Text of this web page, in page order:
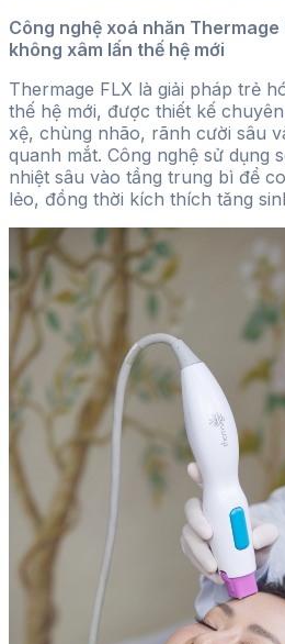
Công nghệ xoá nhăn Thermage
không xâm lấn thế hệ mới
Thermage FLX là giải pháp trẻ
thế hệ mới, được thiết kế
xệ, chùng nhão, rãnh cười sâu
quanh mắt. Công nghệ sử dụng
nhiệt sâu vào tầng trung bì để
lẻo, đồng thời kích thích tăng